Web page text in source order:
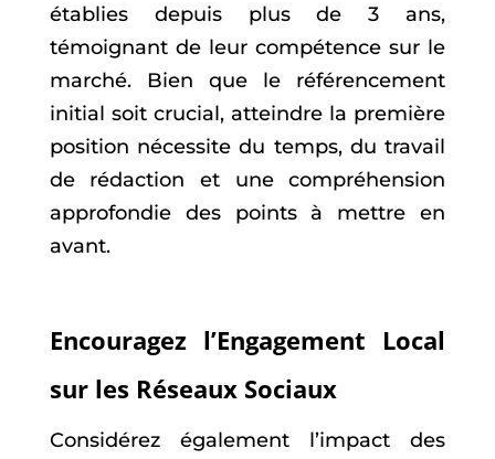
établies depuis plus de 3 ans,
témoignant de leur compétence sur le
marché. Bien que le référencement
initial soit crucial, atteindre la première
position nécessite du temps, du travail
de rédaction et une compréhension
approfondie des points à mettre en
avant.
Encouragez l’Engagement Local
sur les Réseaux Sociaux
Considérez également l’impact des